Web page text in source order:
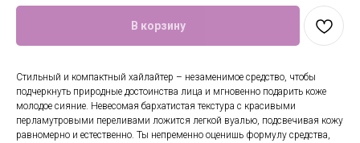
В корзину
Стильный и компактный хайлайтер – незаменимое средство, чтобы
подчеркнуть природные достоинства лица и мгновенно подарить коже
молодое сияние. Невесомая бархатистая текстура с красивыми
перламутровыми переливами ложится легкой вуалью, подсвечивая кожу
равномерно и естественно. Ты непременно оценишь формулу средства,